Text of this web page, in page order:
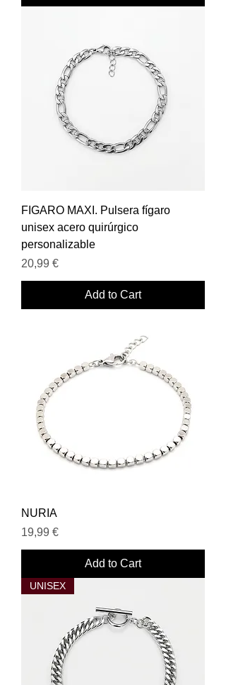
FIGARO MAXI. Pulsera fígaro
unisex acero quirúrgico
personalizable
Price
20,99 €
Add to Cart
NURIA
Price
19,99 €
Add to Cart
UNISEX